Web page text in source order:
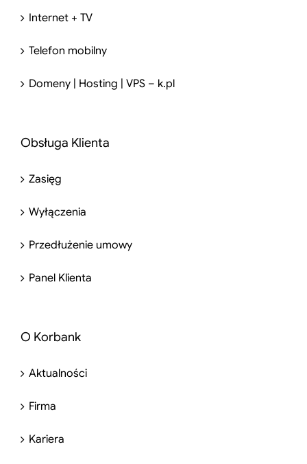
Internet + TV
Telefon mobilny
Domeny | Hosting | VPS – k.pl
Obsługa Klienta
Zasięg
Wyłączenia
Przedłużenie umowy
Panel Klienta
O Korbank
Aktualności
Firma
Kariera